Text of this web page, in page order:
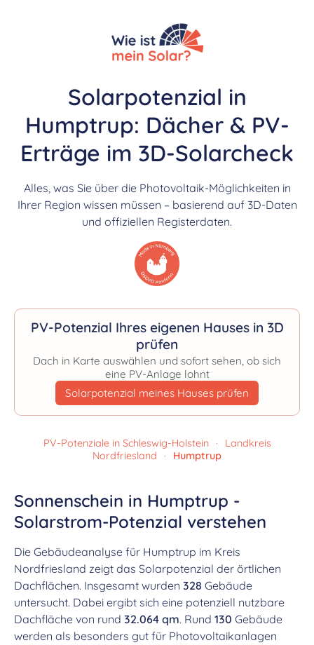
Solarpotenzial in
Humptrup: Dächer & PV-
Erträge im 3D-Solarcheck
Alles, was Sie über die Photovoltaik-Möglichkeiten in
Ihrer Region wissen müssen – basierend auf 3D-Daten
und offiziellen Registerdaten.
PV-Potenzial Ihres eigenen Hauses in 3D
prüfen
Dach in Karte auswählen und sofort sehen, ob sich
eine PV-Anlage lohnt
Solarpotenzial meines Hauses prüfen
PV-Potenziale in Schleswig-Holstein ·
Landkreis
Nordfriesland
· Humptrup
Sonnenschein in Humptrup -
Solarstrom-Potenzial verstehen
Die Gebäudeanalyse für Humptrup im Kreis
Nordfriesland zeigt das Solarpotenzial der örtlichen
Dachflächen. Insgesamt wurden 328 Gebäude
untersucht. Dabei ergibt sich eine potenziell nutzbare
Dachfläche von rund 32.064 qm. Rund 130 Gebäude
werden als besonders gut für Photovoltaikanlagen